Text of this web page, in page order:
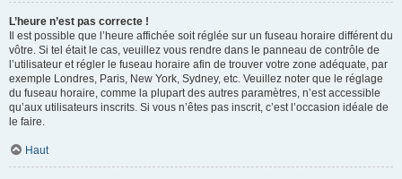
L’heure n’est pas correcte !
Il est possible que l’heure affichée soit réglée sur un fuseau horaire différent du
vôtre. Si tel était le cas, veuillez vous rendre dans le panneau de contrôle de
l’utilisateur et régler le fuseau horaire afin de trouver votre zone adéquate, par
exemple Londres, Paris, New York, Sydney, etc. Veuillez noter que le réglage
du fuseau horaire, comme la plupart des autres paramètres, n’est accessible
qu’aux utilisateurs inscrits. Si vous n’êtes pas inscrit, c’est l’occasion idéale de
le faire.
Haut